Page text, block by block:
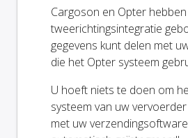
Cargoson en Opter
tweerichtingsintegratie
gegevens kunt delen met
die het Opter systeem
U hoeft niets te doen om
systeem van uw
met uw